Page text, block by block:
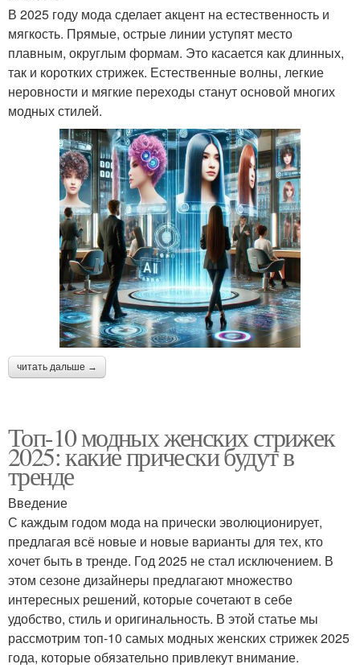
В 2025 году мода сделает акцент на естественность и
мягкость. Прямые, острые линии уступят место
плавным, округлым формам. Это касается как длинных,
так и коротких стрижек. Естественные волны, легкие
неровности и мягкие переходы станут основой многих
модных стилей.
читать дальше →
Топ-10 модных женских стрижек
2025: какие прически будут в
тренде
Введение
С каждым годом мода на прически эволюционирует,
предлагая всё новые и новые варианты для тех, кто
хочет быть в тренде. Год 2025 не стал исключением. В
этом сезоне дизайнеры предлагают множество
интересных решений, которые сочетают в себе
удобство, стиль и оригинальность. В этой статье мы
рассмотрим топ-10 самых модных женских стрижек 2025
года, которые обязательно привлекут внимание.